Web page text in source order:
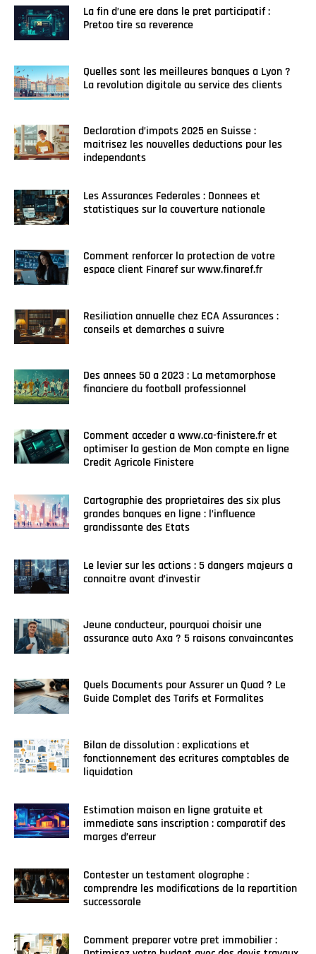
La fin d’une ere dans le pret participatif :
Pretoo tire sa reverence
Quelles sont les meilleures banques a Lyon ?
La revolution digitale au service des clients
Declaration d’impots 2025 en Suisse :
maitrisez les nouvelles deductions pour les
independants
Les Assurances Federales : Donnees et
statistiques sur la couverture nationale
Comment renforcer la protection de votre
espace client Finaref sur www.finaref.fr
Resiliation annuelle chez ECA Assurances :
conseils et demarches a suivre
Des annees 50 a 2023 : La metamorphose
financiere du football professionnel
Comment acceder a www.ca-finistere.fr et
optimiser la gestion de Mon compte en ligne
Credit Agricole Finistere
Cartographie des proprietaires des six plus
grandes banques en ligne : l’influence
grandissante des Etats
Le levier sur les actions : 5 dangers majeurs a
connaitre avant d’investir
Jeune conducteur, pourquoi choisir une
assurance auto Axa ? 5 raisons convaincantes
Quels Documents pour Assurer un Quad ? Le
Guide Complet des Tarifs et Formalites
Bilan de dissolution : explications et
fonctionnement des ecritures comptables de
liquidation
Estimation maison en ligne gratuite et
immediate sans inscription : comparatif des
marges d’erreur
Contester un testament olographe :
comprendre les modifications de la repartition
successorale
Comment preparer votre pret immobilier :